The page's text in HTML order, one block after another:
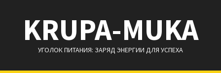
содержимому
KRUPA-MUKA
УГОЛОК ПИТАНИЯ: ЗАРЯД ЭНЕРГИИ ДЛЯ УСПЕХА